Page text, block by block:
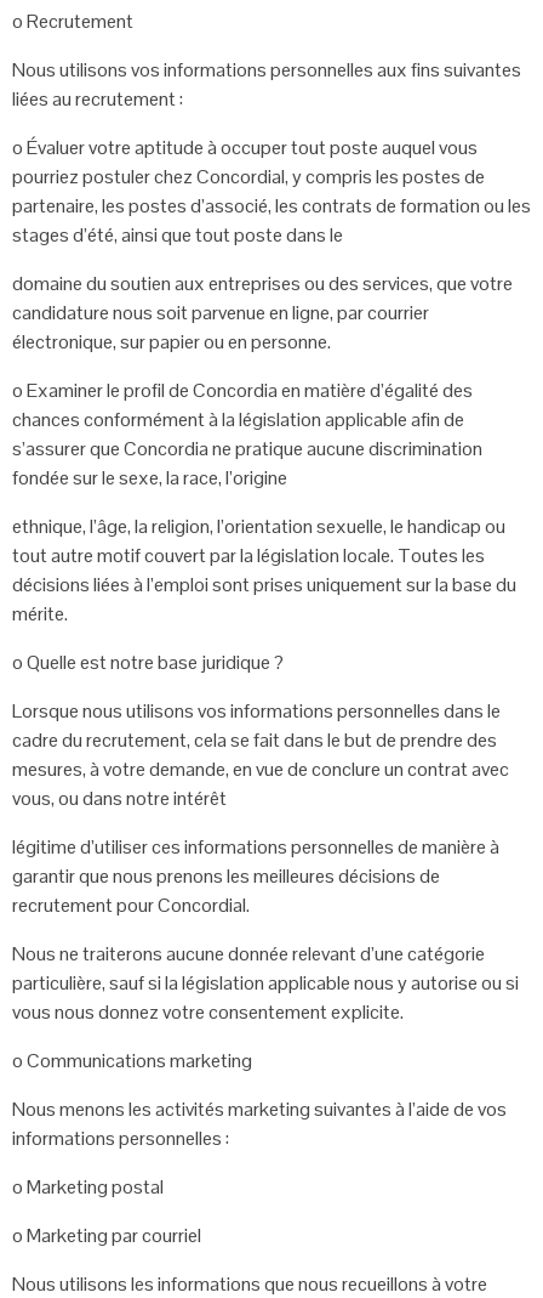
oRecrutement
Nous utilisons vos informations personnelles aux fins suivantes
liées aurecrutement :
o Évaluer votre aptitude à occuper tout poste auquel vous
pourriez postulerchez Concordial, y compris les postes de
partenaire, les postes d’associé,les contrats de formation ou les
stages d’été, ainsi que tout poste dans le
domaine du soutien aux entreprises ou des services, que votre
candidaturenous soit parvenue en ligne, par courrier
électronique, sur papier ou enpersonne.
o Examiner le profil de Concordia en matière d’égalité des
chancesconformément à la législation applicable afin de
s’assurer que Concordiane pratique aucune discrimination
fondée sur le sexe, la race, l’origine
ethnique, l’âge, la religion, l’orientation sexuelle, le handicap ou
tout autremotif couvert par la législation locale. Toutes les
décisions liées à l’emploisont prises uniquement sur la base du
mérite.
o Quelle est notre base juridique ?
Lorsque nous utilisons vos informations personnelles dans le
cadre durecrutement, cela se fait dans le but de prendre des
mesures, à votredemande, en vue de conclure un contrat avec
vous, ou dans notre intérêt
légitime d’utiliser ces informations personnelles de manière à
garantir quenous prenons les meilleures décisions de
recrutement pour Concordial.
Nous ne traiterons aucune donnée relevant d’une catégorie
particulière,sauf si la législation applicable nous y autorise ou si
vous nous donnezvotre consentement explicite.
oCommunications marketing
Nous menons les activités marketing suivantes à l’aide de vos
informationspersonnelles :
o Marketing postal
o Marketing par courriel
Nous utilisons les informations que nous recueillons à votre